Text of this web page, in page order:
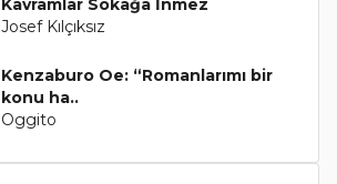
Kavramlar Sokağa İnmez
Josef Kılçıksız
Kenzaburo Oe: “Romanlarımı bir
konu ha..
Oggito